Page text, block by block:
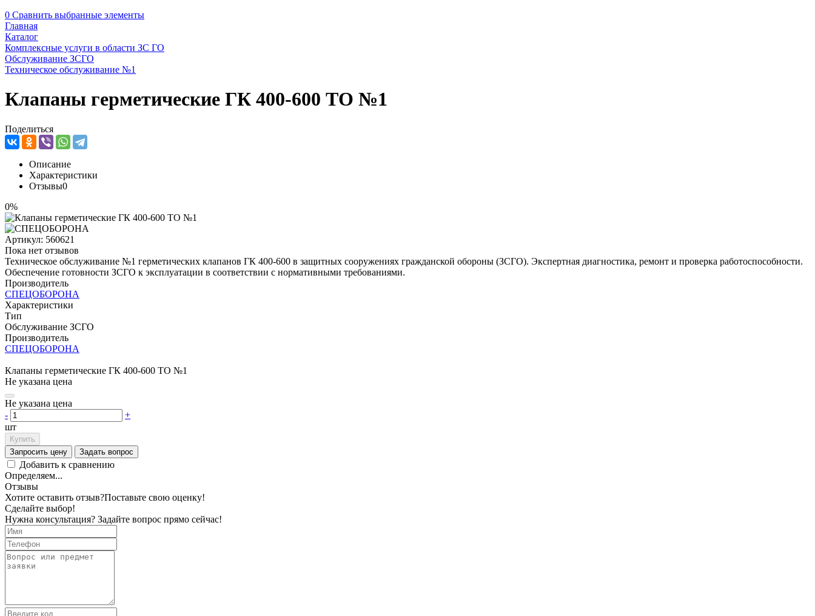
0 Сравнить выбранные элементы
Главная
Каталог
Комплексные услуги в области ЗС ГО
Обслуживание ЗСГО
Техническое обслуживание №1
Клапаны герметические ГК 400-600 ТО №1
Поделиться
Описание
Характеристики
Отзывы0
0%
Артикул: 560621
Пока нет отзывов
Техническое обслуживание №1 герметических клапанов ГК 400-600 в защитных сооружениях гражданской обороны (ЗСГО). Экспертная диагностика, ремонт и проверка работоспособности.
Обеспечение готовности ЗСГО к эксплуатации в соответствии с нормативными требованиями.
Производитель
СПЕЦОБОРОНА
Характеристики
Тип
Обслуживание ЗСГО
Производитель
СПЕЦОБОРОНА
Клапаны герметические ГК 400-600 ТО №1
Не указана цена
Не указана цена
-
+
шт
Купить
Запросить цену
Задать вопрос
Добавить к сравнению
Определяем...
Отзывы
Хотите оставить отзыв?Поставьте свою оценку!
Сделайте выбор!
Нужна консультация? Задайте вопрос прямо сейчас!